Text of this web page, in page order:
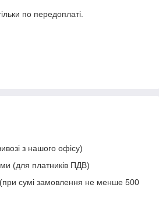
по передоплаті.
з нашого офісу)
(для платників ПДВ)
сумі замовлення не менше 500